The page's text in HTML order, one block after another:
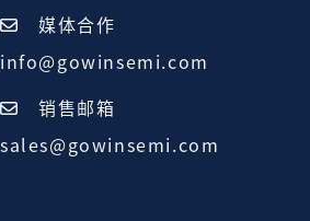
媒体合作
info@gowinsemi.com
销售邮箱
sales@gowinsemi.com